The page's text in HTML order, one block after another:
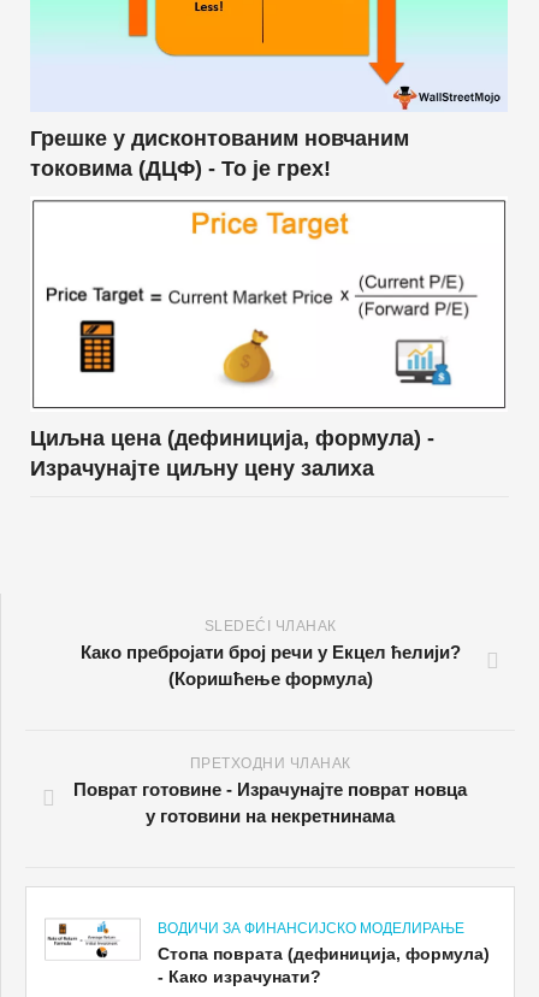
Грешке у дисконтованим новчаним
токовима (ДЦФ) - То је грех!
Циљна цена (дефиниција, формула) -
Израчунајте циљну цену залиха
SLEDEĆI ЧЛАНАК
Како пребројати број речи у Екцел ћелији?
(Коришћење формула)
ПРЕТХОДНИ ЧЛАНАК
Поврат готовине - Израчунајте поврат новца
у готовини на некретнинама
ВОДИЧИ ЗА ФИНАНСИЈСКО МОДЕЛИРАЊЕ
Стопа поврата (дефиниција, формула)
- Како израчунати?